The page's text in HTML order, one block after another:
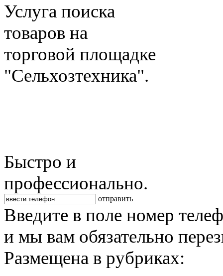
Услуга поиска
товаров на
торговой площадке
"Сельхозтехника".
Быстро и
профессионально.
отправить
Введите в поле номер
и мы вам обязательно
Размещена в рубриках: